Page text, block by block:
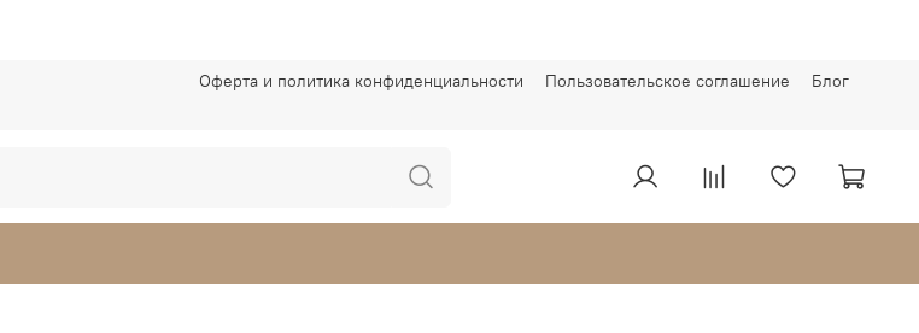
Оферта и политика конфиденциальности Пользовательское соглашение Блог